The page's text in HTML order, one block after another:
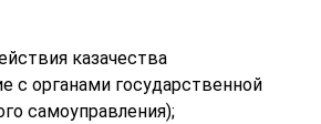
казачества
с органами государственной
самоуправления);